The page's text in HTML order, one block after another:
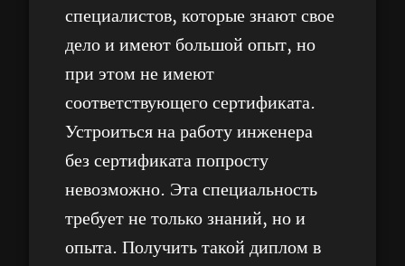
специалистов, которые знают свое
дело и имеют большой опыт, но
при этом не имеют
соответствующего сертификата.
Устроиться на работу инженера
без сертификата попросту
невозможно. Эта специальность
требует не только знаний, но и
опыта. Получить такой диплом в